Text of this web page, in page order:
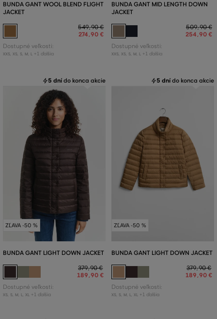
BUNDA GANT WOOL BLEND FLIGHT
JACKET
549,90 €
274,90 €
Dostupné veľkosti:
XXS, XS, S, M L +1 ďalšia
BUNDA GANT MID LENGTH DOWN
JACKET
509,90 €
254,90 €
Dostupné veľkosti:
XXS, XS, S, M L +1 ďalšia
5 dní do konca akcie
ZĽAVA -50 %
BUNDA GANT LIGHT DOWN JACKET
379,90 €
189,90 €
Dostupné veľkosti:
XS, S, M L XL +1 ďalšia
5 dní do konca akcie
ZĽAVA -50 %
BUNDA GANT LIGHT DOWN JACKET
379,90 €
189,90 €
Dostupné veľkosti:
XS, S, M L XL +1 ďalšia